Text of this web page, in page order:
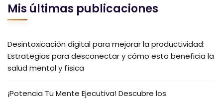
Mis últimas publicaciones
Desintoxicación digital para mejorar la productividad:
Estrategias para desconectar y cómo esto beneficia la
salud mental y física
¡Potencia Tu Mente Ejecutiva! Descubre los